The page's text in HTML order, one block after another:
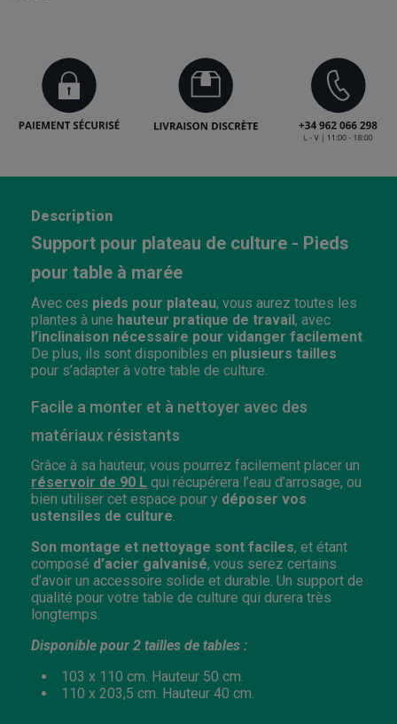
Description
Support pour plateau de culture - Pieds
pour table à marée
Avec ces pieds pour plateau, vous aurez toutes les
plantes à une hauteur pratique de travail, avec
l’inclinaison nécessaire pour vidanger facilement
De plus, ils sont disponibles en plusieurs tailles
pour s’adapter à votre table de culture.
Facile a monter et à nettoyer avec des
matériaux résistants
Grâce à sa hauteur, vous pourrez facilement placer un
réservoir de 90 L qui récupérera l’eau d’arrosage, ou
bien utiliser cet espace pour y déposer vos
ustensiles de culture
Son montage et nettoyage sont faciles, et étant
composé d’acier galvanisé, vous serez certains
d’avoir un accessoire solide et durable. Un support de
qualité pour votre table de culture qui durera très
longtemps.
Disponible pour 2 tailles de tables :
103 x 110 cm. Hauteur 50 cm.
110 x 203,5 cm. Hauteur 40 cm.